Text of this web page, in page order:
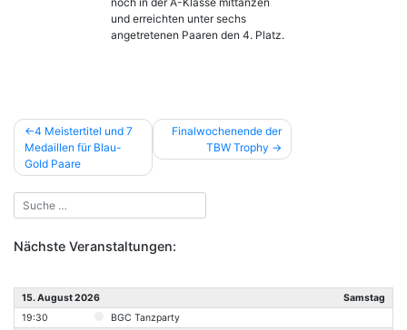
Nächste Veranstaltungen:
15. August 2026
Samstag
19:30
BGC Tanzparty
und erreichten unter sechs
angetretenen Paaren den 4. Platz.
Beitragsnavigation
4 Meistertitel und 7
Medaillen für Blau-
Gold Paare
Finalwochenende der
TBW Trophy